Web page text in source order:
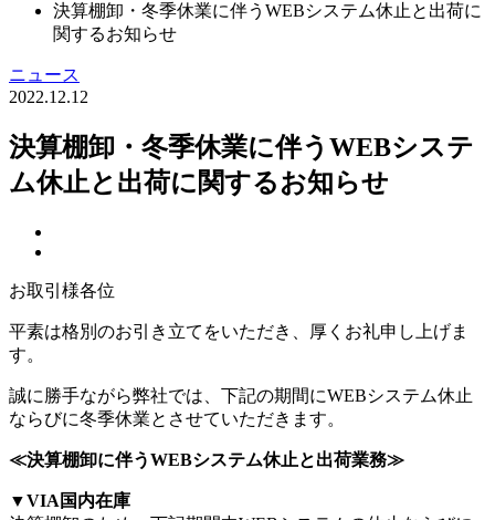
決算棚卸・冬季休業に伴うWEBシステム休止と出荷に
関するお知らせ
ニュース
2022.12.12
決算棚卸・冬季休業に伴うWEBシステ
ム休止と出荷に関するお知らせ
お取引様各位
平素は格別のお引き立てをいただき、厚くお礼申し上げま
す。
誠に勝手ながら弊社では、下記の期間にWEBシステム休止
ならびに冬季休業とさせていただきます。
≪決算棚卸に伴うWEBシステム休止と出荷業務≫
▼VIA国内在庫